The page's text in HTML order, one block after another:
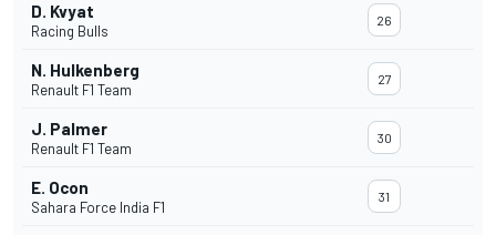
D. Kvyat
Racing Bulls
26
N. Hulkenberg
Renault F1 Team
27
J. Palmer
Renault F1 Team
30
E. Ocon
Sahara Force India F1
31